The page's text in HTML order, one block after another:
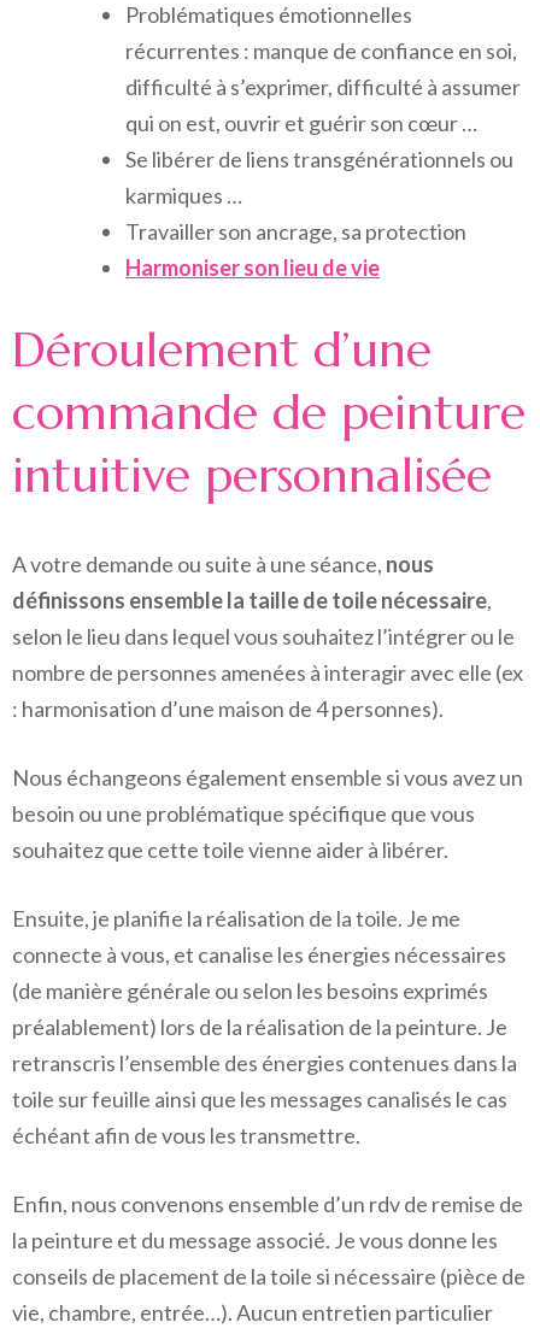
Problématiques émotionnelles
récurrentes : manque de confiance en soi,
difficulté à s’exprimer, difficulté à assumer
qui on est, ouvrir et guérir son cœur …
Se libérer de liens transgénérationnels ou
karmiques …
Travailler son ancrage, sa protection
Harmoniser son lieu de vie
Déroulement d’une
commande de peinture
intuitive personnalisée
A votre demande ou suite à une séance, nous
définissons ensemble la taille de toile nécessaire,
selon le lieu dans lequel vous souhaitez l’intégrer ou le
nombre de personnes amenées à interagir avec elle (ex
: harmonisation d’une maison de 4 personnes).
Nous échangeons également ensemble si vous avez un
besoin ou une problématique spécifique que vous
souhaitez que cette toile vienne aider à libérer.
Ensuite, je planifie la réalisation de la toile. Je me
connecte à vous, et canalise les énergies nécessaires
(de manière générale ou selon les besoins exprimés
préalablement) lors de la réalisation de la peinture. Je
retranscris l’ensemble des énergies contenues dans la
toile sur feuille ainsi que les messages canalisés le cas
échéant afin de vous les transmettre.
Enfin, nous convenons ensemble d’un rdv de remise de
la peinture et du message associé. Je vous donne les
conseils de placement de la toile si nécessaire (pièce de
vie, chambre, entrée…). Aucun entretien particulier